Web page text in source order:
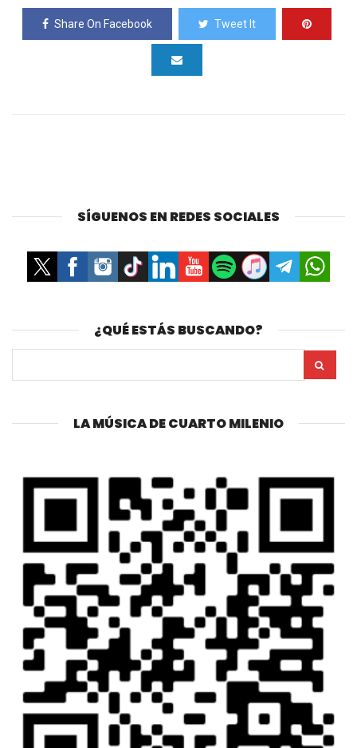
Share On Facebook Tweet It
SÍGUENOS EN REDES SOCIALES
¿QUÉ ESTÁS BUSCANDO?
LA MÚSICA DE CUARTO MILENIO